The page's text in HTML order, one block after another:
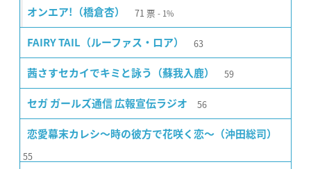
オンエア!（橋倉杏） 71 票 1%
FAIRY TAIL（ルーファス・ロア） 63
茜さすセカイでキミと詠う（蘇我入鹿） 59
セガ ガールズ通信 広報宣伝ラジオ 56
恋愛幕末カレシ〜時の彼方で花咲く恋〜（沖田総司）
55